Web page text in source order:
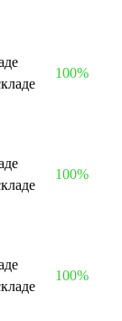
100%
100%
100%